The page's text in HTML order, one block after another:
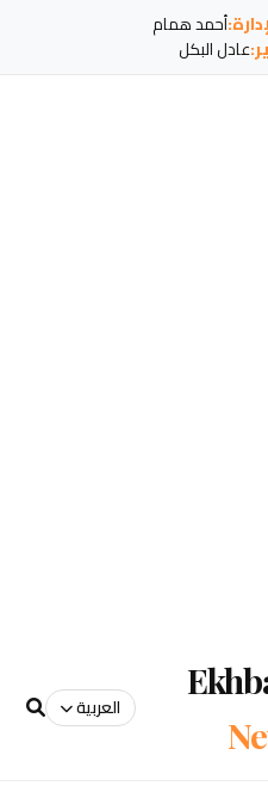
أحمد همام
عادل البكل
العربية